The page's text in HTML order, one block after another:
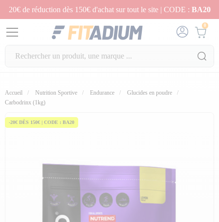
20€ de réduction dès 150€ d'achat sur tout le site | CODE : BA20
0
Accueil Nutrition Sportive Endurance
Glucides en poudre
Carbodrinx (1kg)
-20€ DÈS 150€ | CODE : BA20